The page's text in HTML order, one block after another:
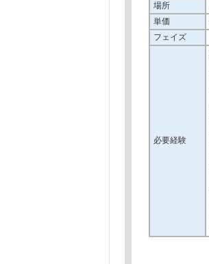
場所
単価
フェイズ
必要経験